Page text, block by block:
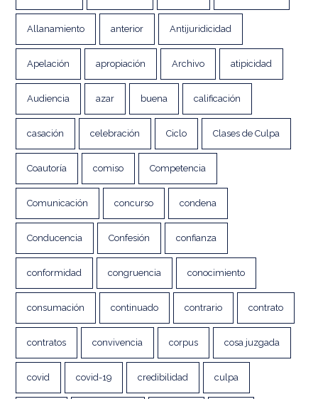
Allanamiento anterior Antijuridicidad
Apelación apropiación Archivo atipicidad
Audiencia azar buena calificación
casación celebración Ciclo Clases de Culpa
Coautoría comiso Competencia
Comunicación concurso condena
Conducencia Confesión confianza
conformidad congruencia conocimiento
consumación continuado contrario contrato
contratos convivencia corpus cosa juzgada
covid covid-19 credibilidad culpa